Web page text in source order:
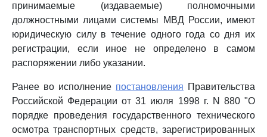
принимаемые (издаваемые) полномочными
должностными лицами системы МВД России, имеют
юридическую силу в течение одного года со дня их
регистрации, если иное не определено в самом
распоряжении либо указании.
Ранее во исполнение постановления Правительства
Российской Федерации от 31 июля 1998 г. N 880 "О
порядке проведения государственного технического
осмотра транспортных средств, зарегистрированных